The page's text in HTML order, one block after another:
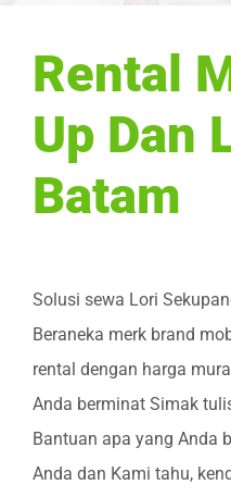
Rental
Up Dan
Batam
Solusi sewa Lori
Beraneka merk brand
rental dengan harga
Anda berminat Simak
Bantuan apa yang Anda
Anda dan Kami tahu,